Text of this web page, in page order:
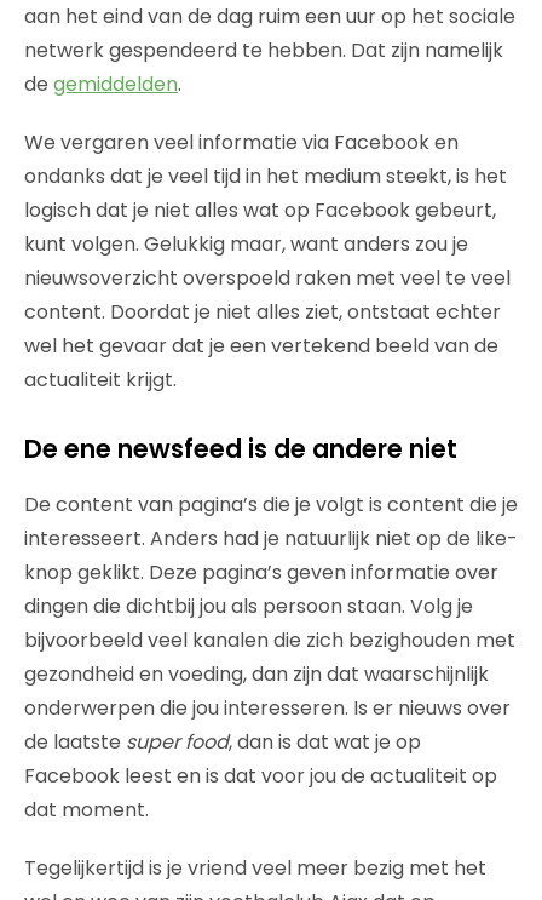
aan het eind van de dag ruim een uur op het sociale
netwerk gespendeerd te hebben. Dat zijn namelijk
de gemiddelden.
We vergaren veel informatie via Facebook en
ondanks dat je veel tijd in het medium steekt, is het
logisch dat je niet alles wat op Facebook gebeurt,
kunt volgen. Gelukkig maar, want anders zou je
nieuwsoverzicht overspoeld raken met veel te veel
content. Doordat je niet alles ziet, ontstaat echter
wel het gevaar dat je een vertekend beeld van de
actualiteit krijgt.
De ene newsfeed is de andere niet
De content van pagina’s die je volgt is content die je
interesseert. Anders had je natuurlijk niet op de like-
knop geklikt. Deze pagina’s geven informatie over
dingen die dichtbij jou als persoon staan. Volg je
bijvoorbeeld veel kanalen die zich bezighouden met
gezondheid en voeding, dan zijn dat waarschijnlijk
onderwerpen die jou interesseren. Is er nieuws over
de laatste super food, dan is dat wat je op
Facebook leest en is dat voor jou de actualiteit op
dat moment.
Tegelijkertijd is je vriend veel meer bezig met het